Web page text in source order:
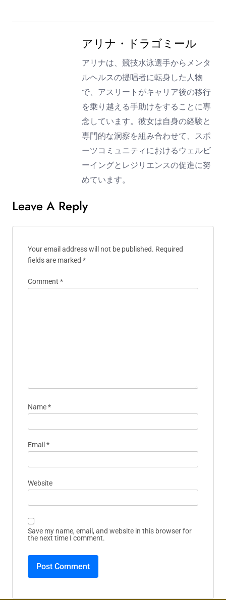
アリナ・ドラゴミール
アリナは、競技水泳選手からメンタ
ルヘルスの提唱者に転身した人物
で、アスリートがキャリア後の移行
を乗り越える手助けをすることに専
念しています。彼女は自身の経験と
専門的な洞察を組み合わせて、スポ
ーツコミュニティにおけるウェルビ
ーイングとレジリエンスの促進に努
めています。
Leave A Reply
Your email address will not be published. Required
fields are marked *
Comment *
Name*
Email *
Website
Save my name, email, and website in this browser for
the next time I comment.